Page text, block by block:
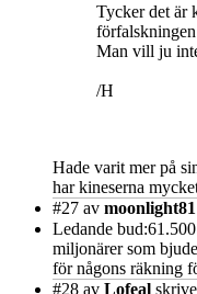
Tycker det är
Man vill ju
/H
Hade varit mer på
har kineserna
#27 av moonlight81
Ledande
miljonärer som
för någons räkning
#28 av Lofeal